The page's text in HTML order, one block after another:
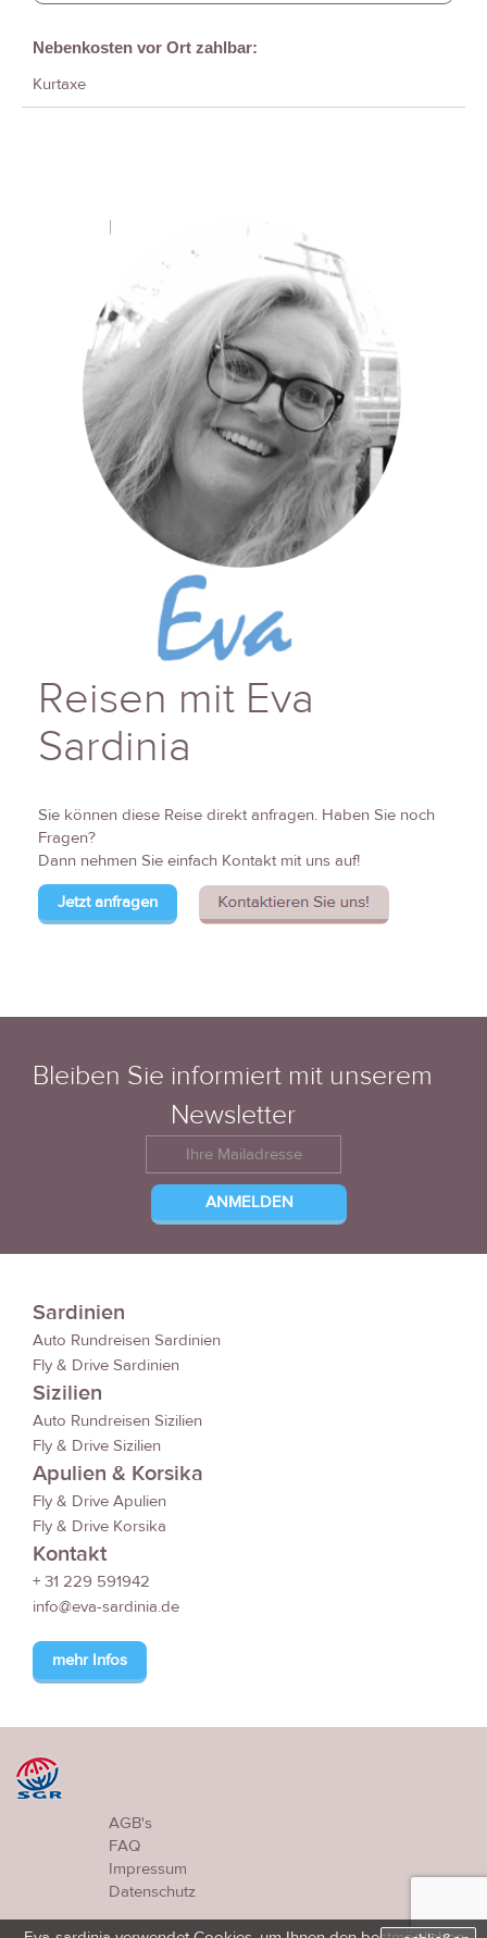
Nebenkosten vor Ort zahlbar:
Kurtaxe
Reisen mit Eva
Sardinia
Sie können diese Reise direkt anfragen. Haben Sie noch
Fragen?
Dann nehmen Sie einfach Kontakt mit uns auf!
Jetzt anfragen
Bleiben Sie informiert mit unserem
Newsletter
Sardinien
Auto Rundreisen Sardinien
Fly & Drive Sardinien
Sizilien
Auto Rundreisen Sizilien
Fly & Drive Sizilien
Apulien & Korsika
Fly & Drive Apulien
Fly & Drive Korsika
Kontakt
+ 31 229 591942
info@eva-sardinia.de
mehr Infos
AGB's
FAQ
Impressum
Datenschutz